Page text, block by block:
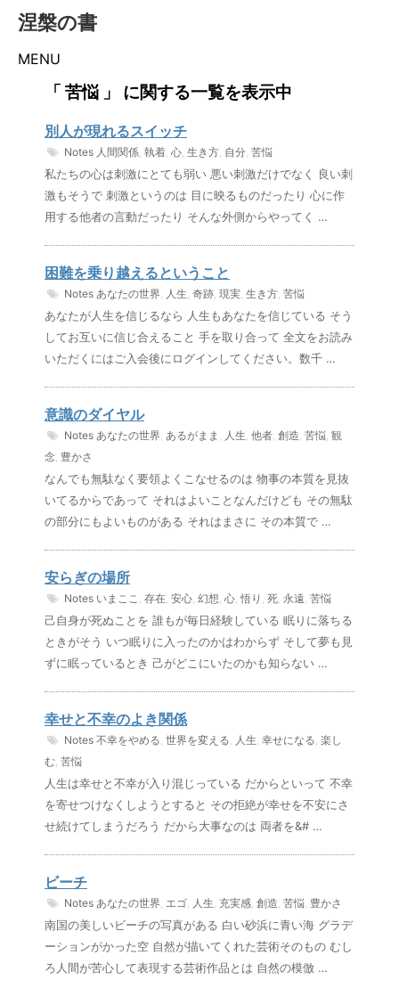
涅槃の書
MENU
「 苦悩 」 に関する一覧を表示中
別人が現れるスイッチ
Notes 人間関係, 執着, 心, 生き方, 自分, 苦悩
私たちの心は刺激にとても弱い 悪い刺激だけでなく 良い刺
激もそうで 刺激というのは 目に映るものだったり 心に作
用する他者の言動だったり そんな外側からやってく …
困難を乗り越えるということ
Notes あなたの世界, 人生, 奇跡, 現実, 生き方, 苦悩
あなたが人生を信じるなら 人生もあなたを信じている そう
してお互いに信じ合えること 手を取り合って 全文をお読み
いただくにはご入会後にログインしてください。数千 …
意識のダイヤル
Notes あなたの世界, あるがまま , 人生, 他者, 創造, 苦悩, 観
念, 豊かさ
なんでも無駄なく要領よくこなせるのは 物事の本質を見抜
いてるからであって それはよいことなんだけども その無駄
の部分にもよいものがある それはまさに その本質で …
安らぎの場所
Notes いまここ , 存在, 安心, 幻想, 心,悟り , 死, 永遠, 苦悩
己自身が死ぬことを 誰もが毎日経験している 眠りに落ちる
ときがそう いつ眠りに入ったのかはわからず そして夢も見
ずに眠っているとき 己がどこにいたのかも知らない …
幸せと不幸のよき関係
Notes 不幸をやめる, 世界を変える, 人生, 幸せになる, 楽し
む, 苦悩
人生は幸せと不幸が入り混じっている だからといって 不幸
を寄せつけなくしようとすると その拒絶が幸せを不安にさ
せ続けてしまうだろう だから大事なのは 両者を&# …
ビーチ
Notes あなたの世界, エゴ, 人生, 充実感, 創造, 苦悩, 豊かさ
南国の美しいビーチの写真がある 白い砂浜に青い海 グラデ
ーションがかった空 自然が描いてくれた芸術そのもの むし
ろ人間が苦心して表現する芸術作品とは 自然の模倣 …